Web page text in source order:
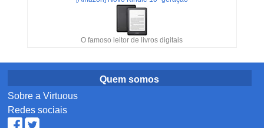
O famoso leitor de livros digitais
Quem somos
Sobre a Virtuous
Redes sociais